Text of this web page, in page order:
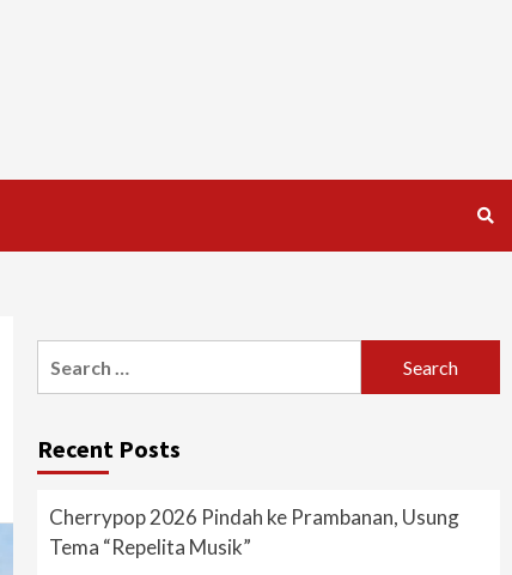
for:
Recent Posts
Cherrypop 2026 Pindah ke Prambanan, Usung
Tema “Repelita Musik”